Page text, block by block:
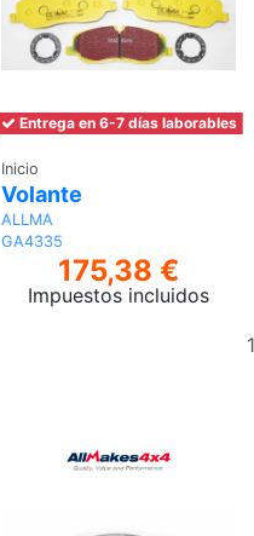
Entrega en 6-7 días laborables
Inicio
Volante
ALLMA
GA4335
175,38 €
Impuestos incluidos